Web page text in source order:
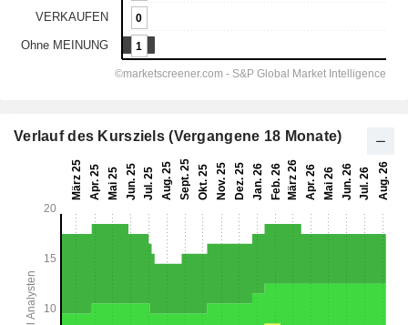
Verlauf des Kursziels (Vergangene 18 Monate)